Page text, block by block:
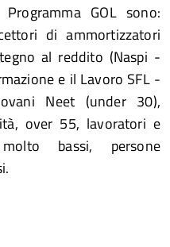
GOL sono:
di ammortizzatori
al reddito (Naspi -
e il Lavoro SFL -
Neet (under 30),
over 55, lavoratori e
bassi, persone